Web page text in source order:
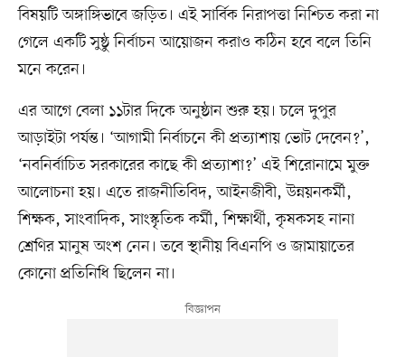
বিষয়টি অঙ্গাঙ্গিভাবে জড়িত। এই সার্বিক নিরাপত্তা নিশ্চিত করা না
গেলে একটি সুষ্ঠু নির্বাচন আয়োজন করাও কঠিন হবে বলে তিনি
মনে করেন।
এর আগে বেলা ১১টার দিকে অনুষ্ঠান শুরু হয়। চলে দুপুর
আড়াইটা পর্যন্ত। ‘আগামী নির্বাচনে কী প্রত্যাশায় ভোট দেবেন?’,
‘নবনির্বাচিত সরকারের কাছে কী প্রত্যাশা?’ এই শিরোনামে মুক্ত
আলোচনা হয়। এতে রাজনীতিবিদ, আইনজীবী, উন্নয়নকর্মী,
শিক্ষক, সাংবাদিক, সাংস্কৃতিক কর্মী, শিক্ষার্থী, কৃষকসহ নানা
শ্রেণির মানুষ অংশ নেন। তবে স্থানীয় বিএনপি ও জামায়াতের
কোনো প্রতিনিধি ছিলেন না।